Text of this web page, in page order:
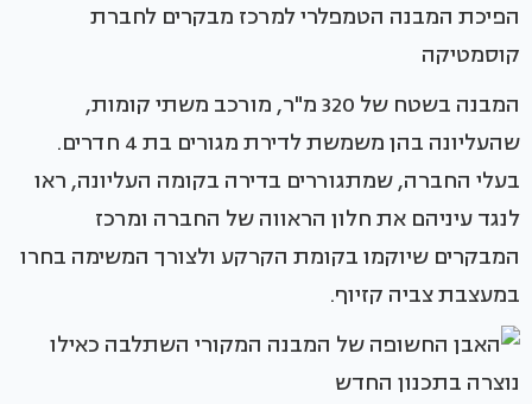
הפיכת המבנה הטמפלרי למרכז מבקרים לחברת
קוסמטיקה
המבנה בשטח של 320 מ"ר, מורכב משתי קומות,
שהעליונה בהן משמשת לדירת מגורים בת 4 חדרים.
בעלי החברה, שמתגוררים בדירה בקומה העליונה, ראו
לנגד עיניהם את חלון הראווה של החברה ומרכז
המבקרים שיוקמו בקומת הקרקע ולצורך המשימה בחרו
במעצבת צביה קזיוף.